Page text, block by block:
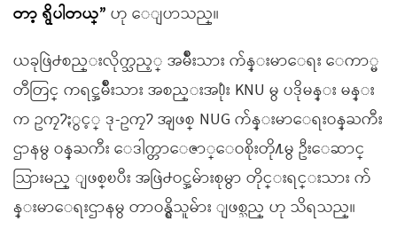
တာ့ ရွိပါတယ္” ဟု ေျပာသည္။
ယခုဖြဲ႕စည္းလိုက္သည့္ အမ်ိဳးသား က်န္းမာေရး ေကာ္မ
တီတြင္ ကရင္အမ်ိဳးသား အစည္းအ႐ုံး KNU မွ ပဒိုမန္း မန္း
က ဥကၠ႒ႏွင့္ ဒု-ဥကၠ႒ အျဖစ္ NUG က်န္းမာေရးဝန္ႀကီး
ဌာနမွ ဝန္ႀကီး ေဒါက္တာေဇာ္ေဝစိုးတို႔မွ ဦးေဆာင္
သြားမည္ ျဖစ္ၿပီး အဖြဲ႕ဝင္အမ်ားစုမွာ တိုင္းရင္းသား က်
န္းမာေရးဌာနမွ တာဝန္ရွိသူမ်ား ျဖစ္သည္ ဟု သိရသည္။